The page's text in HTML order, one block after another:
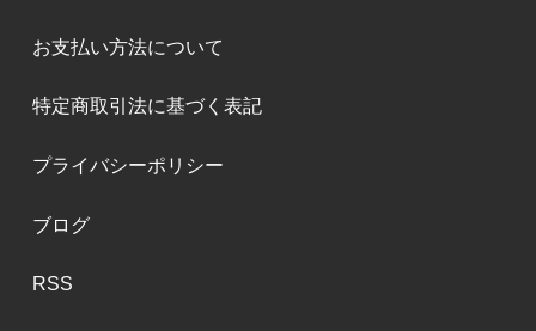
お支払い方法について
特定商取引法に基づく表記
プライバシーポリシー
ブログ
RSS